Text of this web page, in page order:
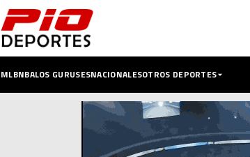
MLBNBALOS GURUSESNACIONALESOTROS DEPORTES